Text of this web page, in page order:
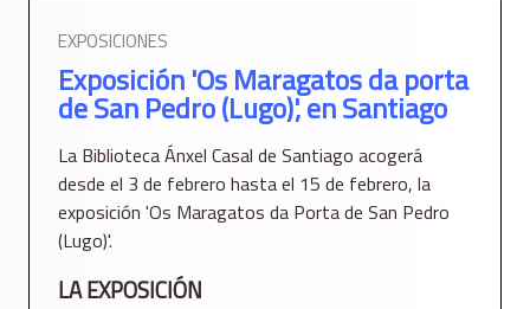
EXPOSICIONES
Exposición 'Os Maragatos da porta
de San Pedro (Lugo)', en Santiago
La Biblioteca Ánxel Casal de Santiago acogerá
desde el 3 de febrero hasta el 15 de febrero, la
exposición 'Os Maragatos da Porta de San Pedro
(Lugo)'.
LA EXPOSICIÓN